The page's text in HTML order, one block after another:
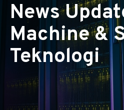
News
Machine &
Teknologi